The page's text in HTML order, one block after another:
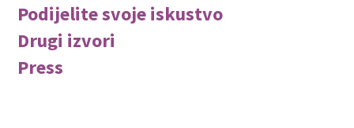
Podijelite svoje iskustvo
Drugi izvori
Press